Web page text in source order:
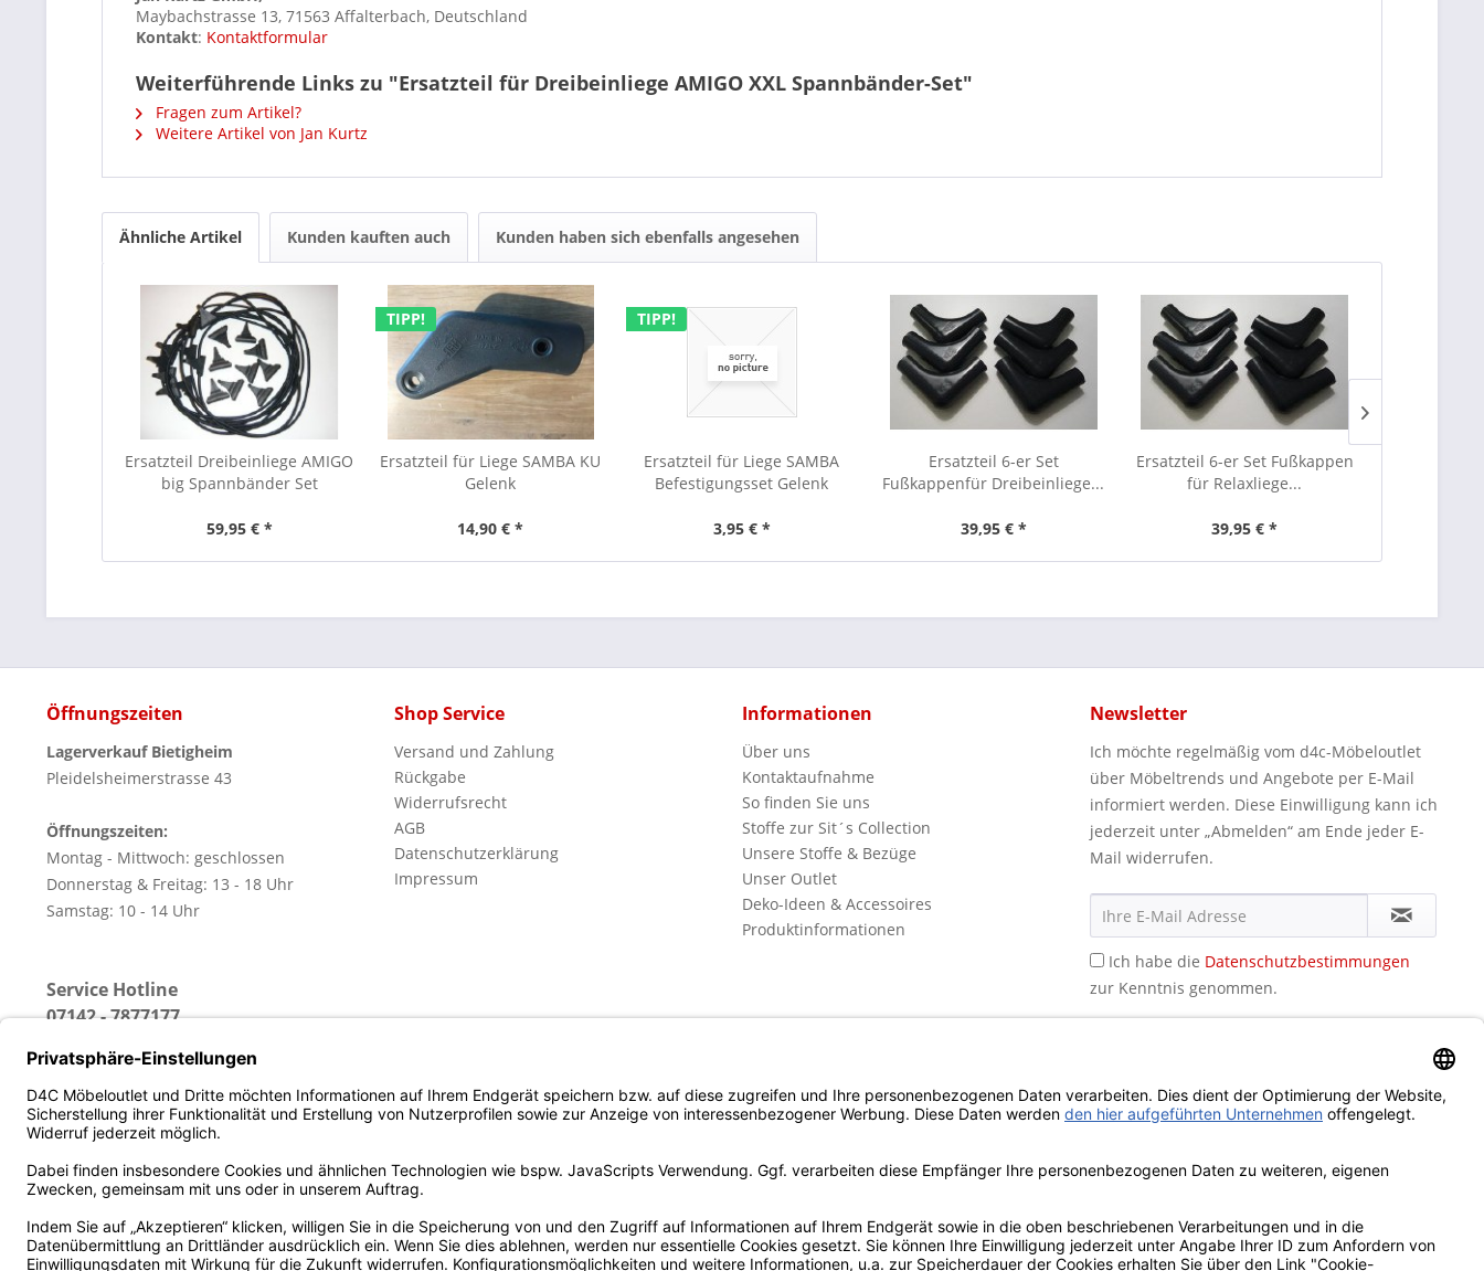
Maybachstrasse 13, 71563 Affalterbach, Deutschland
Kontakt: Kontaktformular
Weiterführende Links zu "Ersatzteil für Dreibeinliege AMIGO XXL Spannbänder-Set"
Fragen zum Artikel?
Weitere Artikel von Jan Kurtz
Ähnliche Artikel Kunden kauften auch Kunden haben sich ebenfalls angesehen
Ersatzteil Dreibeinliege AMIGO
big Spannbänder Set
59,95 € *
TIPP!
Ersatzteil für Liege SAMBA KU
Gelenk
14,90 € *
TIPP!
Ersatzteil für Liege SAMBA
Befestigungsset Gelenk
3,95 € *
Ersatzteil 6-er Set
Fußkappenfür Dreibeinliege...
39,95 € *
Ersatzteil 6-er Set Fußkappen
für Relaxliege...
39,95 € *
Öffnungszeiten
Lagerverkauf Bietigheim
Pleidelsheimerstrasse 43
Öffnungszeiten:
Montag - Mittwoch: geschlossen
Donnerstag & Freitag: 13 - 18 Uhr
Samstag: 10 - 14 Uhr
Service Hotline
07142 - 7877177
Shop Service
Versand und Zahlung
Rückgabe
Widerrufsrecht
AGB
Datenschutzerklärung
Impressum
Informationen
Über uns
Kontaktaufnahme
So finden Sie uns
Stoffe zur Sit´s Collection
Unsere Stoffe & Bezüge
Unser Outlet
Deko-Ideen & Accessoires
Produktinformationen
Newsletter
Ich möchte regelmäßig vom d4c-Möbeloutlet
über Möbeltrends und Angebote per E-Mail
informiert werden. Diese Einwilligung kann ich
jederzeit unter „Abmelden“ am Ende jeder E-
Mail widerrufen.
Ich habe die Datenschutzbestimmungen
zur Kenntnis genommen.
* Alle Preise inkl. gesetzl. Mehrwertsteuer zzgl. evtl.Versandkosten und ggf. Nachnahmegebühren, wenn nicht anders beschrieben